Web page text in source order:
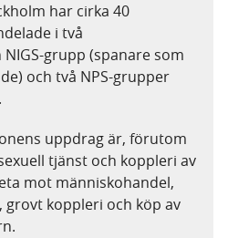
har cirka 40
i två
grupp (spanare som
och två NPS-grupper
uppdrag är, förutom
tjänst och koppleri av
mot människohandel,
koppleri och köp av